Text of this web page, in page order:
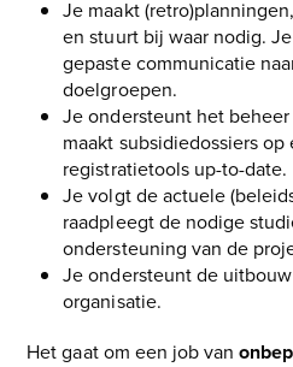
Je maakt
en stuurt bij waar nodig.
gepaste communicatie
doelgroepen.
Je ondersteunt het
maakt subsidiedossiers
registratietools up-to-date.
Je volgt de actuele
raadpleegt de nodige
ondersteuning van de
Je ondersteunt de
organisatie.
Het gaat om een job van